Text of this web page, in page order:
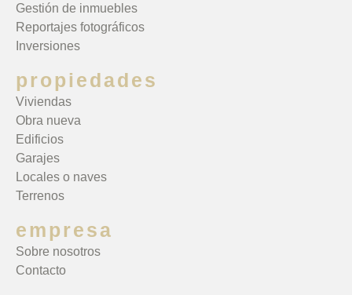
Gestión de inmuebles
Reportajes fotográficos
Inversiones
propiedades
Viviendas
Obra nueva
Edificios
Garajes
Locales o naves
Terrenos
empresa
Sobre nosotros
Contacto